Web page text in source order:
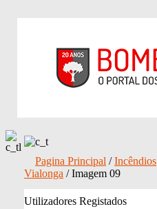
Pagina Principal /Incêndios
Vialonga / Imagem 09
Utilizadores Registados